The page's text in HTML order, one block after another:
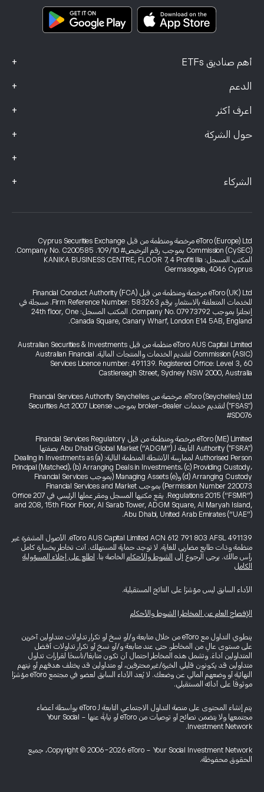
أهم صناديق ETFs +
الدعم +
اعرف أكثر +
حول الشركة +
+
بيانات الشكاوى (عملاء FCA)
الشركاء +
eToro (Europe) Ltd مرخصة ومنظمة من قبل Cyprus Securities Exchange
Commission (CySEC) بموجب رقم الترخيص# 109/10. Company No. C200585.
المكتب المسجل: KANIKA BUSINESS CENTRE, FLOOR 7, 4 Profiti Ilia
Germasogeia, 4046 Cyprus
eToro (UK) Ltd مرخصة ومنظمة من قبل Financial Conduct Authority (FCA)
للخدمات المتعلقة بالاستثمار، برقم Firm Reference Number: 583263. مسجلة في
إنجلترا بموجب Company No. 07973792. المكتب المسجل: 24th floor, One
Canada Square, Canary Wharf, London E14 5AB, England.
eToro AUS Capital Limited منظمة من قبل Australian Securities & Investments
Commission (ASIC) لتقديم الخدمات والمنتجات المالية. Australian Financial
Services Licence number: 491139. Registered Office: Level 3, 60
Castlereagh Street, Sydney NSW 2000, Australia
eToro (Seychelles) Ltd. مرخصة من Financial Services Authority Seychelles
("FSAS") لتقديم خدمات broker-dealer بموجب Securities Act 2007 License
#SD076
eToro (ME) Limited مرخصة ومنظمة من قبل Financial Services Regulatory
Authority ("FSRA") التابعة لـ Abu Dhabi Global Market (“ADGM”) بصفتها
Authorised Person لممارسة الأنشطة المنظمة التالية: (a) Dealing in Investments as
Principal (Matched)، (b) Arranging Deals in Investments، (c) Providing Custody،
(d) Arranging Custody و(e) Managing Assets (بموجب Financial Services
Permission Number 220073) بموجب Financial Services and Market
Regulations 2015 (“FSMR”). يقع مكتبها المسجل ومقر عملها الرئيسي في Office 207
and 208, 15th Floor Floor, Al Sarab Tower, ADGM Square, Al Maryah Island,
Abu Dhabi, United Arab Emirates (“UAE”).
eToro AUS Capital Limited ACN 612 791 803 AFSL 491139. الأصول المشفرة غير
منظمة وذات طابع مضاربي للغاية. لا توجد حماية للمستهلك. أنت تخاطر بخسارة كامل
رأس مالك. يرجى الرجوع إلى الشروط والأحكام الخاصة بنا. اطلع على إخلاء المسؤولية
الكامل
الأداء السابق ليس مؤشرًا على النتائج المستقبلية.
الإفصاح العام عن المخاطر الشروط والأحكام
ينطوي التداول مع eToro من خلال متابعة و/أو نسخ أو تكرار تداولات متداولين آخرين
على مستوى عالٍ من المخاطر، حتى عند متابعة و/أو نسخ أو تكرار تداولات أفضل
المتداولين أداءً. وتشمل هذه المخاطر احتمال أن تكون متابعًا/ناسخًا لقرارات تداول
متداولين قد يكونون قليلي الخبرة/غير محترفين، أو متداولين قد يختلف هدفهم أو نيتهم
النهائية أو وضعهم المالي عن وضعك. لا يُعد الأداء السابق لعضو في مجتمع eToro مؤشرًا
موثوقًا على أدائه المستقبلي.
يتم إنشاء المحتوى على منصة التداول الاجتماعي التابعة لـ eToro بواسطة أعضاء
مجتمعها ولا يتضمن نصائح أو توصيات من eToro أو نيابةً عنها - Your Social
Investment Network.
Copyright © 2006-2026 eToro - Your Social Investment Network، جميع
الحقوق محفوظة.